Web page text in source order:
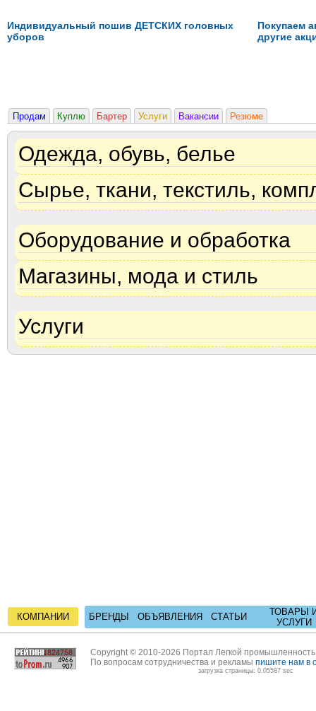
Индивидуальный пошив ДЕТСКИХ головных
уборов
Покупаем
другие
Продам Куплю Бартер Услуги Вакансии Резюме
Одежда, обувь, белье
Сырье, ткани, текстиль,
Оборудование и обработка
Магазины, мода и стиль
Услуги
КОМПАНИИ БРЕНДЫ ОБЪЯВЛЕНИЯ СТАТЬИ
ТОВАРЫ
УСЛУГИ
Copyright © 2010-2026 Портал Легкой
По вопросам сотрудничества и рекламы пишите нам в
загрузка страницы: 0.05587 sec